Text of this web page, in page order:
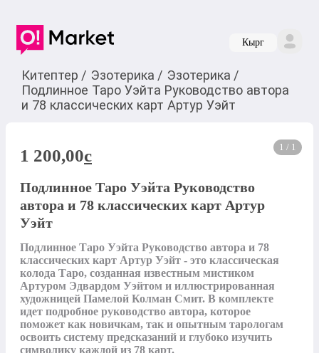
Кырг
Китептер / Эзотерика / Эзотерика /
Подлинное Таро Уэйта Руководство автора
и 78 классических карт Артур Уэйт
1 / 1
1 200,00c
Подлинное Таро Уэйта Руководство
автора и 78 классических карт Артур
Уэйт
Подлинное Таро Уэйта Руководство автора и 78
классических карт Артур Уэйт - это классическая
колода Таро, созданная известным мистиком
Артуром Эдвардом Уэйтом и иллюстрированная
художницей Памелой Колман Смит. В комплекте
идет подробное руководство автора, которое
поможет как новичкам, так и опытным тарологам
освоить систему предсказаний и глубоко изучить
символику каждой из 78 карт.